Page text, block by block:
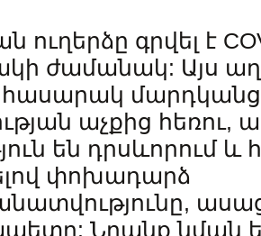
ուղերձը գրվել է
ժամանակ: Այս
մարդկանց
աչքից հեռու,
են դրսևորում և
փոխադարձ
Նրանք նման